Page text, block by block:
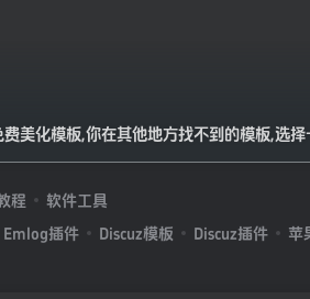
美化模板,你在其他地方找不到的模板,选择
程
软件工具
Emlog插件 Discuz模板 Discuz插件 苹